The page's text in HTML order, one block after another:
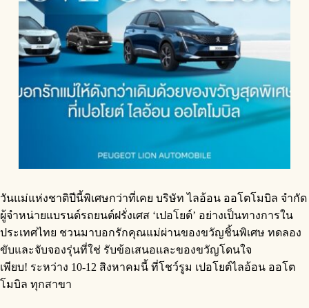
วันแม่แห่งชาติปีนี้พิเศษกว่าที่เคย บริษัท ไลอ้อน ออโตโมบิล จำกัด
ผู้จำหน่ายแบรนด์รถยนต์ฝรั่งเศส ‘เปอโยต์’ อย่างเป็นทางการใน
ประเทศไทย ชวนมาบอกรักคุณแม่ผ่านของขวัญชิ้นพิเศษ ทดลอง
ขับและจับจองรุ่นที่ใช่ รับข้อเสนอและของขวัญโดนใจ
เพียบ! ระหว่าง 10-12 สิงหาคมนี้ ที่โชว์รูม เปอโยต์ไลอ้อน ออโต
โมบิล ทุกสาขา